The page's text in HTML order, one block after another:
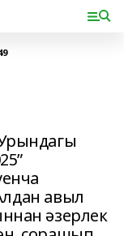
авыл
әзерлек